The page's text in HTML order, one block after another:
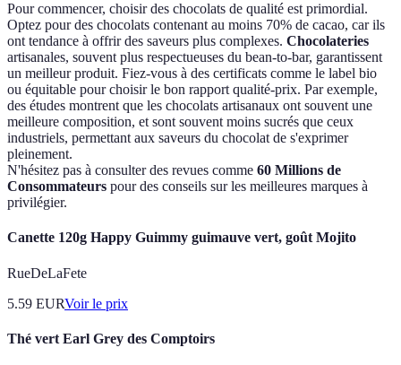
Pour commencer, choisir des chocolats de qualité est primordial.
Optez pour des chocolats contenant au moins 70% de cacao, car ils
ont tendance à offrir des saveurs plus complexes. Chocolateries
artisanales, souvent plus respectueuses du bean-to-bar, garantissent
un meilleur produit. Fiez-vous à des certificats comme le label bio
ou équitable pour choisir le bon rapport qualité-prix. Par exemple,
des études montrent que les chocolats artisanaux ont souvent une
meilleure composition, et sont souvent moins sucrés que ceux
industriels, permettant aux saveurs du chocolat de s'exprimer
pleinement.
N'hésitez pas à consulter des revues comme 60 Millions de
Consommateurs pour des conseils sur les meilleures marques à
privilégier.
Canette 120g Happy Guimmy guimauve vert, goût Mojito
RueDeLaFete
5.59 EURVoir le prix
Thé vert Earl Grey des Comptoirs